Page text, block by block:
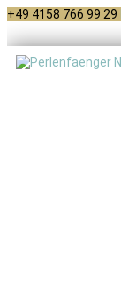
+49 4158 766 99 29